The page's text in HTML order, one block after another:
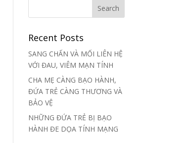
Recent Posts
SANG CHẤN VÀ MỐI LIÊN HỆ
VỚI ĐAU, VIÊM MẠN TÍNH
CHA MẸ CÀNG BẠO HÀNH,
ĐỨA TRẺ CÀNG THƯƠNG VÀ
BẢO VỆ
NHỮNG ĐỨA TRẺ BỊ BẠO
HÀNH ĐE DỌA TÍNH MẠNG